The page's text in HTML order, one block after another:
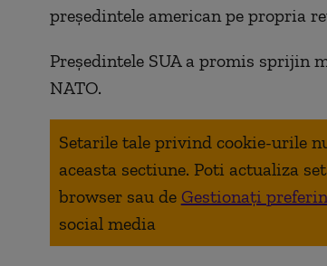
președintele american pe propria
Președintele SUA a promis sprijin
NATO.
Setarile tale privind cookie-urile
aceasta sectiune. Poti actualiza
browser sau de Gestionați
social media